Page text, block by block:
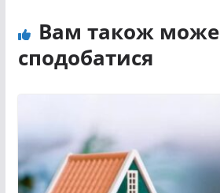
Вам також може
сподобатися